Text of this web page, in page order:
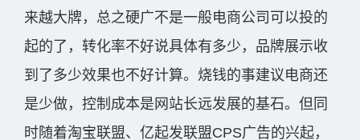
来越大牌，总之硬广不是一般电商公司可以投的
起的了，转化率不好说具体有多少，品牌展示收
到了多少效果也不好计算。烧钱的事建议电商还
是少做，控制成本是网站长远发展的基石。但同
时随着淘宝联盟、亿起发联盟CPS广告的兴起，